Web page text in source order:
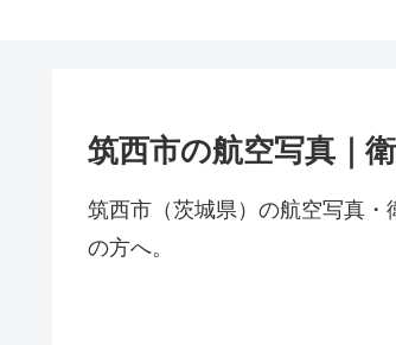
筑西市の航空写真｜
筑西市（茨城県）の航空写真
の方へ。